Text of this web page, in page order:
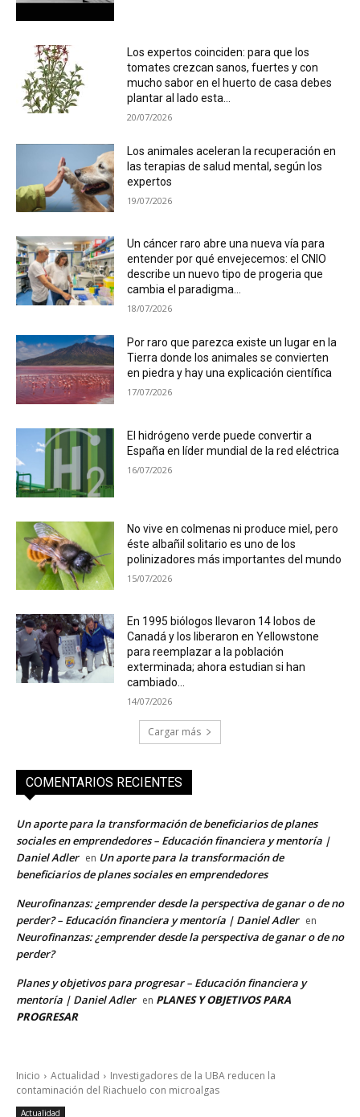
Los expertos coinciden: para que los
tomates crezcan sanos, fuertes y con
mucho sabor en el huerto de casa debes
plantar al lado esta...
20/07/2026
Los animales aceleran la recuperación en
las terapias de salud mental, según los
expertos
19/07/2026
Un cáncer raro abre una nueva vía para
entender por qué envejecemos: el CNIO
describe un nuevo tipo de progeria que
cambia el paradigma...
18/07/2026
Por raro que parezca existe un lugar en la
Tierra donde los animales se convierten
en piedra y hay una explicación científica
17/07/2026
El hidrógeno verde puede convertir a
España en líder mundial de la red eléctrica
16/07/2026
No vive en colmenas ni produce miel, pero
éste albañil solitario es uno de los
polinizadores más importantes del mundo
15/07/2026
En 1995 biólogos llevaron 14 lobos de
Canadá y los liberaron en Yellowstone
para reemplazar a la población
exterminada; ahora estudian si han
cambiado...
14/07/2026
Cargar más
COMENTARIOS RECIENTES
Un aporte para la transformación de beneficiarios de planes
sociales en emprendedores – Educación financiera y mentoría |
Daniel Adler en Un aporte para la transformación de
beneficiarios de planes sociales en emprendedores
Neurofinanzas: ¿emprender desde la perspectiva de ganar o de no
perder? – Educación financiera y mentoría | Daniel Adler en
Neurofinanzas: ¿emprender desde la perspectiva de ganar o de no
perder?
Planes y objetivos para progresar – Educación financiera y
mentoría | Daniel Adler en PLANES Y OBJETIVOS PARA
PROGRESAR